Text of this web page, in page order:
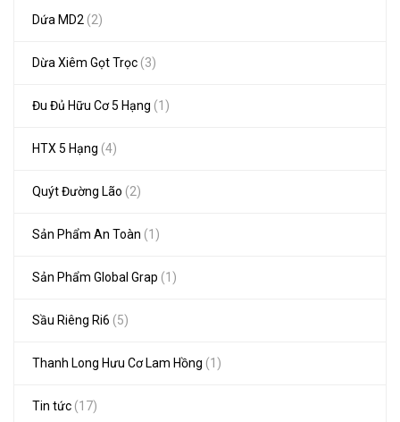
Dứa MD2 (2)
Dừa Xiêm Gọt Trọc (3)
Đu Đủ Hữu Cơ 5 Hạng (1)
HTX 5 Hạng (4)
Quýt Đường Lão (2)
Sản Phẩm An Toàn (1)
Sản Phẩm Global Grap (1)
Sầu Riêng Ri6 (5)
Thanh Long Hưu Cơ Lam Hồng (1)
Tin tức (17)